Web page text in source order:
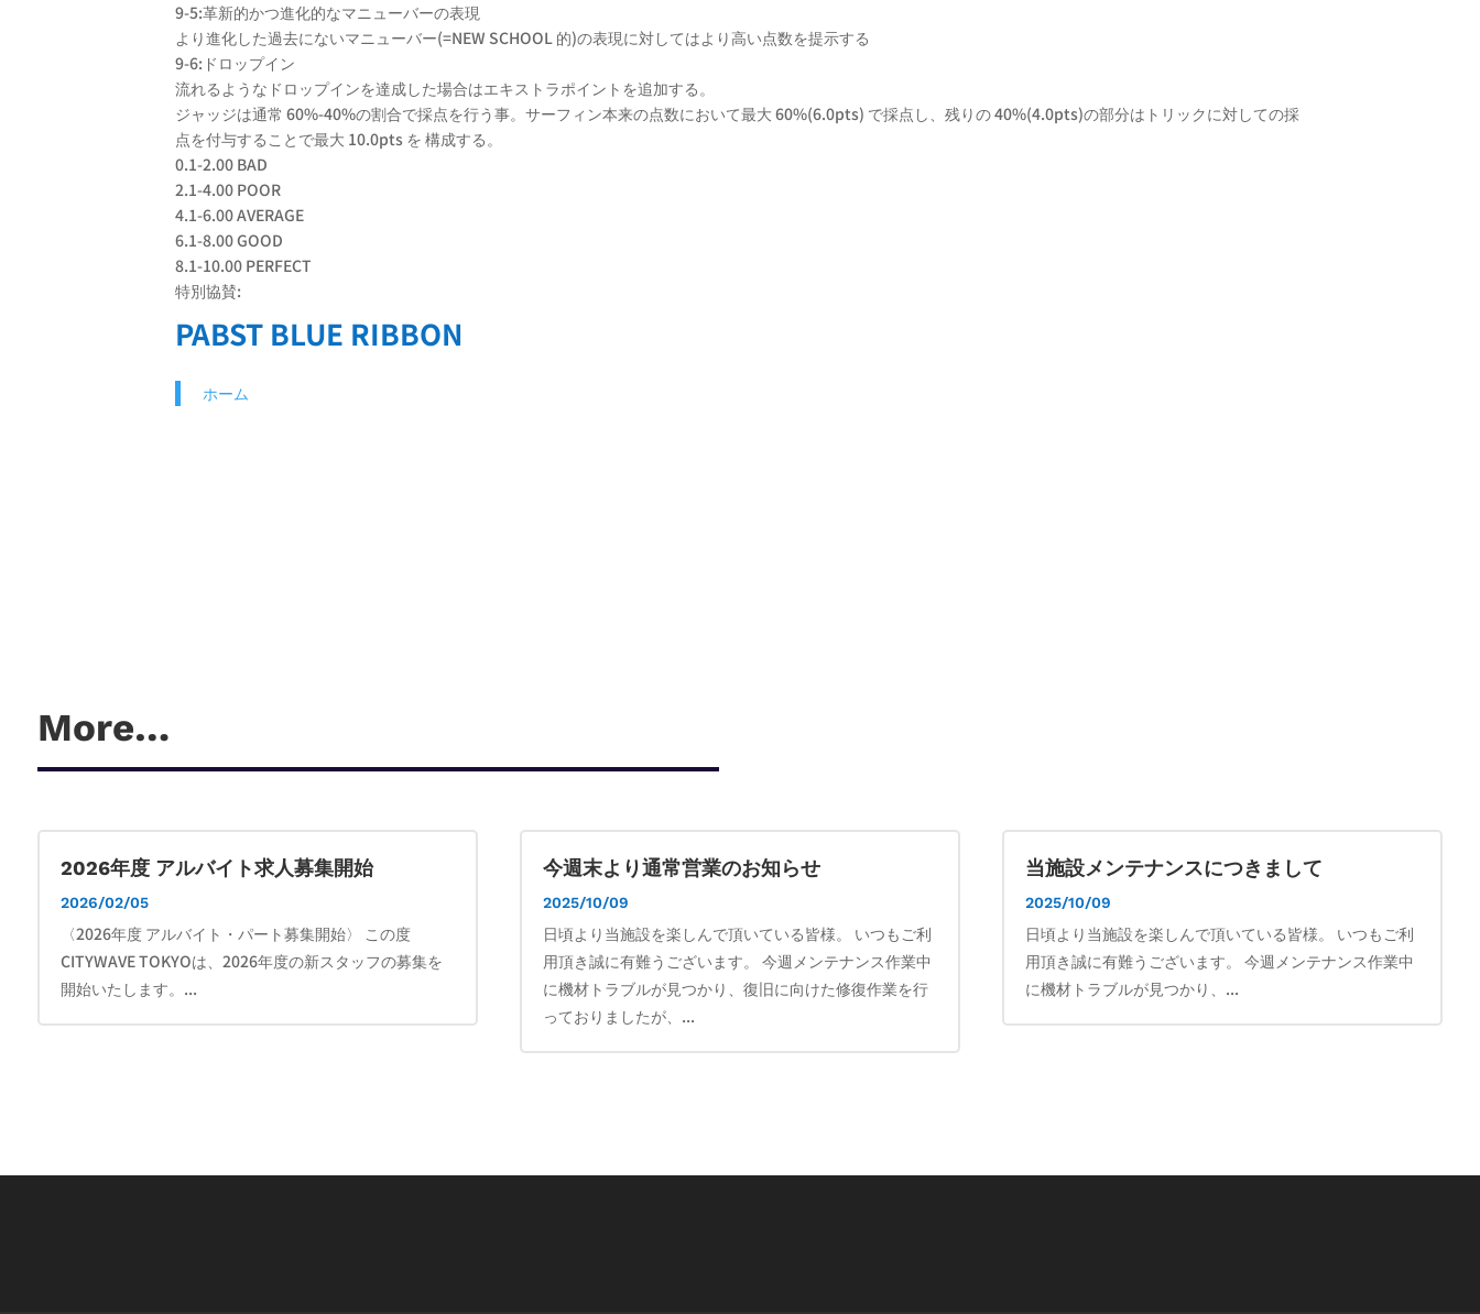
9-5:革新的かつ進化的なマニューバーの表現
より進化した過去にないマニューバー(=NEW SCHOOL 的)の表現に対してはより高い点数を提示する
9-6:ドロップイン
流れるようなドロップインを達成した場合はエキストラポイントを追加する。
ジャッジは通常 60%-40%の割合で採点を行う事。サーフィン本来の点数において最大 60%(6.0pts) で採点し、残りの 40%(4.0pts)の部分はトリックに対しての採
点を付与することで最大 10.0pts を 構成する。
0.1-2.00 BAD
2.1-4.00 POOR
4.1-6.00 AVERAGE
6.1-8.00 GOOD
8.1-10.00 PERFECT
特別協賛:
PABST BLUE RIBBON
ホーム
More…
2026年度 アルバイト求人募集開始
2026/02/05
〈2026年度 アルバイト・パート募集開始〉 この度
CITYWAVE TOKYOは、2026年度の新スタッフの募集を
開始いたします。...
今週末より通常営業のお知らせ
2025/10/09
日頃より当施設を楽しんで頂いている皆様。 いつもご利
用頂き誠に有難うございます。 今週メンテナンス作業中
に機材トラブルが見つかり、復旧に向けた修復作業を行
っておりましたが、...
当施設メンテナンスにつきまして
2025/10/09
日頃より当施設を楽しんで頂いている皆様。 いつもご利
用頂き誠に有難うございます。 今週メンテナンス作業中
に機材トラブルが見つかり、...